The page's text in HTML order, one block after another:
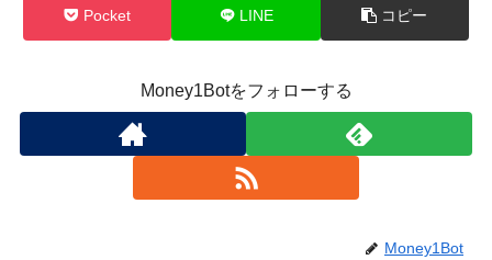
Pocket LINE コピー
Money1Botをフォローする
Money1Bot